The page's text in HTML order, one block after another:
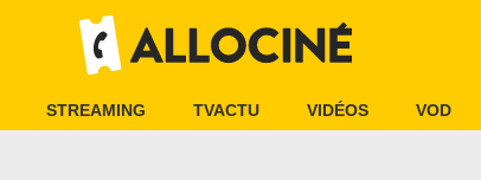
STREAMING TVACTU VIDÉOS VOD